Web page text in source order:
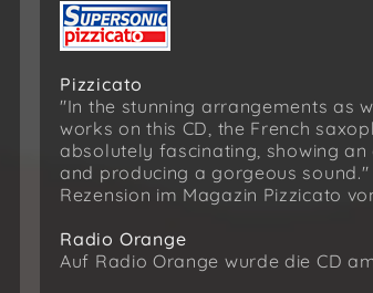
Pizzicato
"In the stunning arrangements as
works on this CD, the French
absolutely fascinating, showing an
and producing a gorgeous sound."
Rezension im Magazin Pizzicato
Radio Orange
Auf Radio Orange wurde die CD